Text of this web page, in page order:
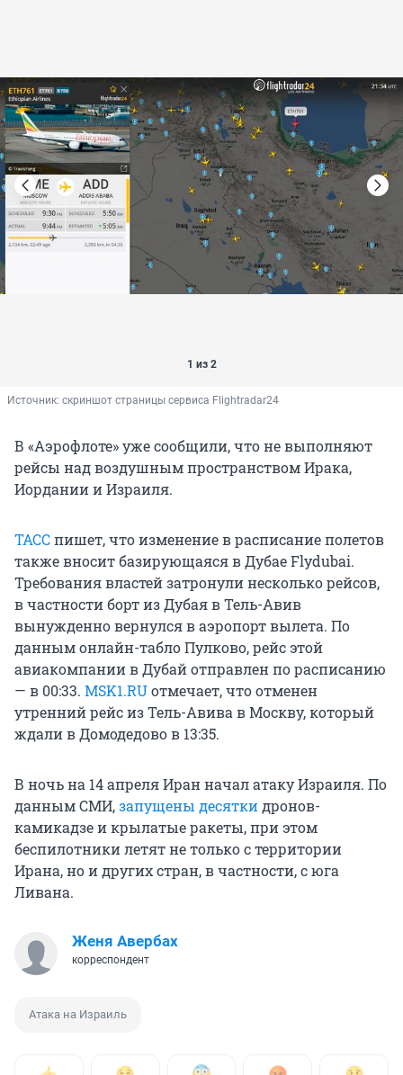
1 из 2
Источник: скриншот страницы сервиса Flightradar24
В «Аэрофлоте» уже сообщили, что не выполняют
рейсы над воздушным пространством Ирака,
Иордании и Израиля.
ТАССпишет, что изменение в расписание полетов
также вносит базирующаяся в Дубае Flydubai.
Требования властей затронули несколько рейсов,
в частности борт из Дубая в Тель-Авив
вынужденно вернулся в аэропорт вылета. По
данным онлайн-табло Пулково, рейс этой
авиакомпании в Дубай отправлен по расписанию
— в 00:33. MSK1.RUотмечает, что отменен
утренний рейс из Тель-Авива в Москву, который
ждали в Домодедово в 13:35.
В ночь на 14 апреля Иран начал атаку Израиля. По
данным СМИ,запущены десяткидронов-
камикадзе и крылатые ракеты, при этом
беспилотники летят не только с территории
Ирана, но и других стран, в частности, с юга
Ливана.
Женя Авербах
корреспондент
Атака на Израиль